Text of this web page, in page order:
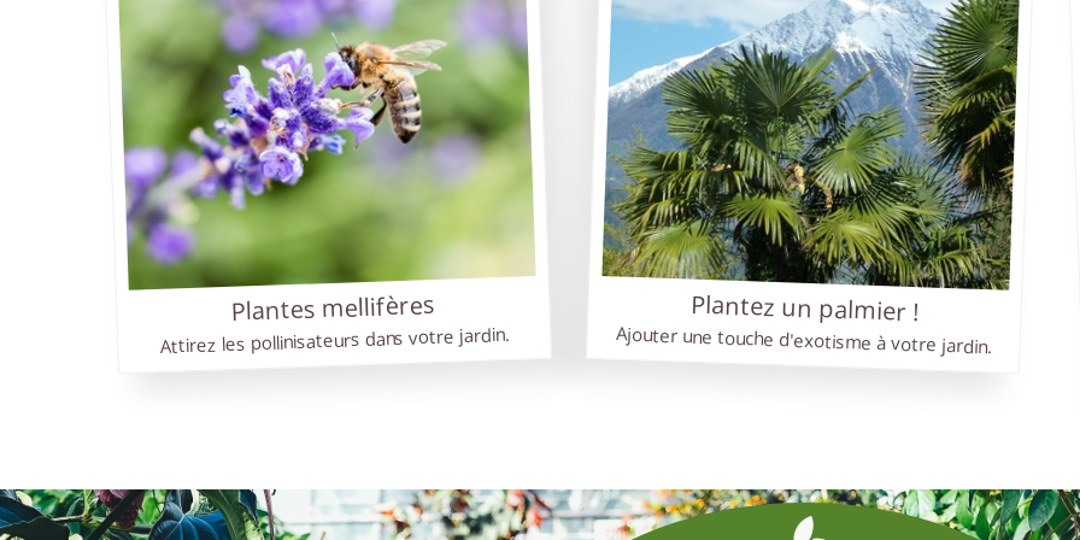
Graines: votre boutique de
graines et semences
Grainesest une boutique de vente de graines en ligne.
Nous vendons des semences de fleurs, de légumes et de
nombreuses espèces tropicales et exotiques.
fleuries, pour bonsaï, de palmiers, d'oiseaux du paradis, de
d'iris et bien d'autres encore.